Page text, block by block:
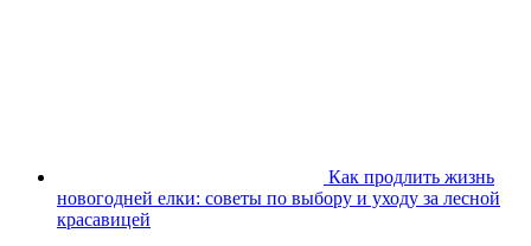
Как продлить жизнь
новогодней елки: советы по выбору и уходу за лесной
красавицей